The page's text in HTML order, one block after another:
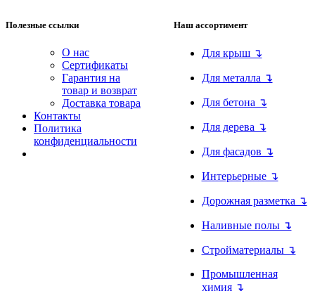
Полезные ссылки
О нас
Сертификаты
Гарантия на
товар и возврат
Доставка товара
Контакты
Политика
конфиденциальности
Наш ассортимент
Для крыш ↴
Для металла ↴
Для бетона ↴
Для дерева ↴
Для фасадов ↴
Интерьерные ↴
Дорожная разметка ↴
Наливные полы ↴
Стройматериалы ↴
Промышленная
химия ↴